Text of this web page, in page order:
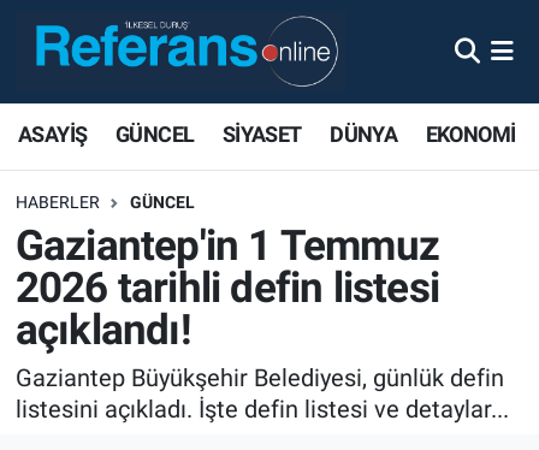
ASAYİŞ GÜNCEL SİYASET DÜNYA EKONOMİ
HABERLER GÜNCEL
Gaziantep'in 1 Temmuz
2026 tarihli defin listesi
açıklandı!
Gaziantep Büyükşehir Belediyesi, günlük defin
listesini açıkladı. İşte defin listesi ve detaylar...